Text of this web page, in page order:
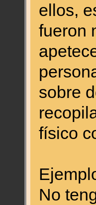
ellos,
fueron
sobre
físico
No